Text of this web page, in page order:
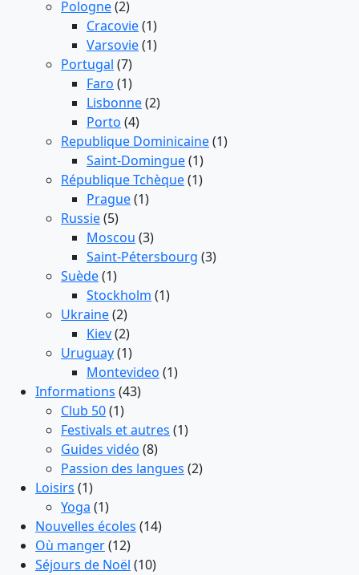
Pologne(2)
Cracovie(1)
Varsovie(1)
Portugal (7)
Faro (1)
Lisbonne(2)
Porto (4)
Republique Dominicaine(1)
Saint-Domingue(1)
République Tchèque(1)
Prague(1)
Russie(5)
Moscou (3)
Saint-Pétersbourg (3)
Suède(1)
Stockholm (1)
Ukraine(2)
Kiev(2)
Uruguay(1)
Montevideo (1)
Informations (43)
Club 50(1)
Festivals et autres (1)
Guides vidéo (8)
Passion des langues (2)
Loisirs (1)
Yoga (1)
Nouvelles écoles (14)
Où manger(12)
Séjours de Noël (10)